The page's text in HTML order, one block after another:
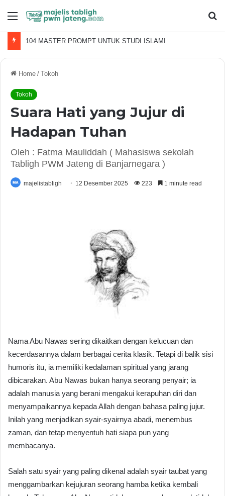
Menu
104 MASTER PROMPT UNTUK STUDI ISLAMI
Home / Tokoh
Tokoh
Suara Hati yang Jujur di
Hadapan Tuhan
Oleh : Fatma Mauliddah ( Mahasiswa sekolah
Tabligh PWM Jateng di Banjarnegara )
majelistabligh 12 Desember 2025 223 1 minute read
Nama Abu Nawas sering dikaitkan dengan kelucuan dan
kecerdasannya dalam berbagai cerita klasik. Tetapi di balik sisi
humoris itu, ia memiliki kedalaman spiritual yang jarang
dibicarakan. Abu Nawas bukan hanya seorang penyair; ia
adalah manusia yang berani mengakui kerapuhan diri dan
menyampaikannya kepada Allah dengan bahasa paling jujur.
Inilah yang menjadikan syair-syairnya abadi, menembus
zaman, dan tetap menyentuh hati siapa pun yang
membacanya.
Salah satu syair yang paling dikenal adalah syair taubat yang
menggambarkan kejujuran seorang hamba ketika kembali